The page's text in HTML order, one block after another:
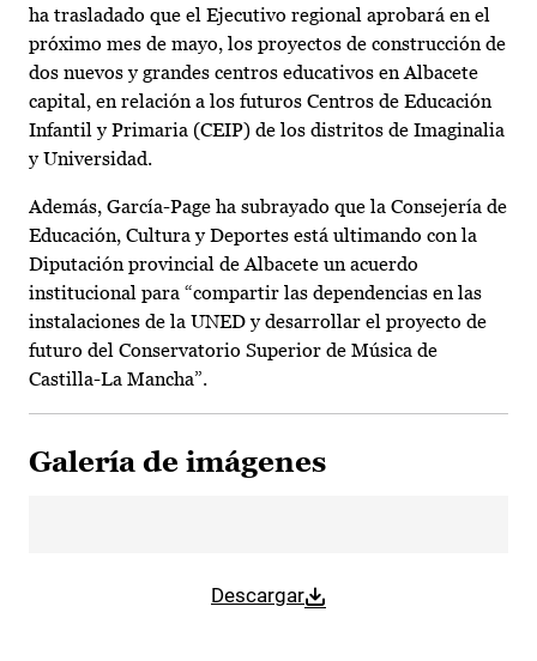
ha trasladado que el Ejecutivo regional aprobará en el
próximo mes de mayo, los proyectos de construcción de
dos nuevos y grandes centros educativos en Albacete
capital, en relación a los futuros Centros de Educación
Infantil y Primaria (CEIP) de los distritos de Imaginalia
y Universidad.
Además, García-Page ha subrayado que la Consejería de
Educación, Cultura y Deportes está ultimando con la
Diputación provincial de Albacete un acuerdo
institucional para “compartir las dependencias en las
instalaciones de la UNED y desarrollar el proyecto de
futuro del Conservatorio Superior de Música de
Castilla-La Mancha”.
Galería de imágenes
Descargar